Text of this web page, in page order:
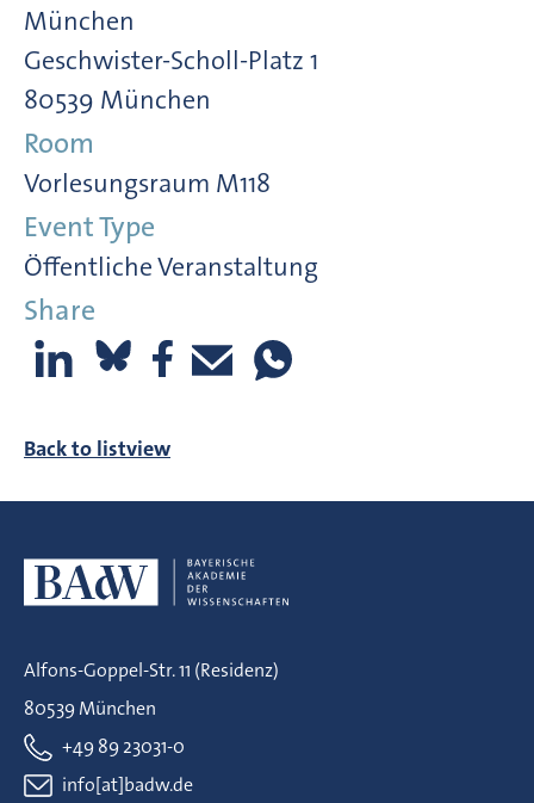
München
Geschwister-Scholl-Platz 1
80539 München
Room
Vorlesungsraum M118
Event Type
Öffentliche Veranstaltung
Share
Back to listview
Alfons-Goppel-Str. 11 (Residenz)
80539 München
+49 89 23031-0
info[at]badw.de